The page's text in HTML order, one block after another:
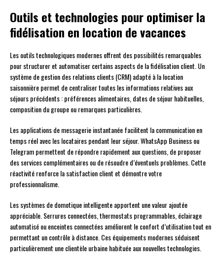
Outils et technologies pour optimiser la
fidélisation en location de vacances
Les outils technologiques modernes offrent des possibilités remarquables
pour structurer et automatiser certains aspects de la fidélisation client. Un
système de gestion des relations clients (CRM) adapté à la location
saisonnière permet de centraliser toutes les informations relatives aux
séjours précédents : préférences alimentaires, dates de séjour habituelles,
composition du groupe ou remarques particulières.
Les applications de messagerie instantanée facilitent la communication en
temps réel avec les locataires pendant leur séjour. WhatsApp Business ou
Telegram permettent de répondre rapidement aux questions, de proposer
des services complémentaires ou de résoudre d’éventuels problèmes. Cette
réactivité renforce la satisfaction client et démontre votre
professionnalisme.
Les systèmes de domotique intelligente apportent une valeur ajoutée
appréciable. Serrures connectées, thermostats programmables, éclairage
automatisé ou enceintes connectées améliorent le confort d’utilisation tout en
permettant un contrôle à distance. Ces équipements modernes séduisent
particulièrement une clientèle urbaine habituée aux nouvelles technologies.